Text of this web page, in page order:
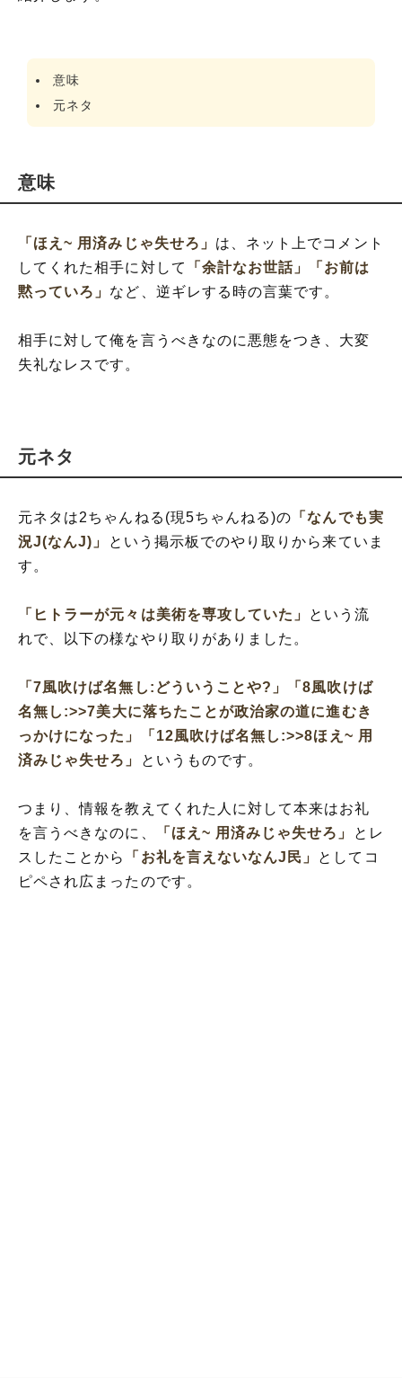
意味
元ネタ
意味
「ほえ~ 用済みじゃ失せろ」 は、ネット上でコメント
してくれた相手に対して
「余計なお世話」
「お前は
黙っていろ」 など、逆ギレする時の言葉です。
相手に対して俺を言うべきなのに悪態をつき、大変
失礼なレスです。
元ネタ
元ネタは2ちゃんねる(現5ちゃんねる)の 「なんでも実
況J(なんJ)」
という掲示板でのやり取りから来ていま
す。
「ヒトラーが元々は美術を専攻していた」
という流
れで、以下の様なやり取りがありました。
「7風吹けば名無し:どういうことや?」
「8風吹けば
名無し:>>7美大に落ちたことが政治家の道に進むき
っかけになった」
「12風吹けば名無し:>>8ほえ~ 用
済みじゃ失せろ」
というものです。
つまり、情報を教えてくれた人に対して本来はお礼
を言うべきなのに、
「ほえ~ 用済みじゃ失せろ」
とレ
スしたことから
「お礼を言えないなんJ民」 としてコ
ピペされ広まったのです。